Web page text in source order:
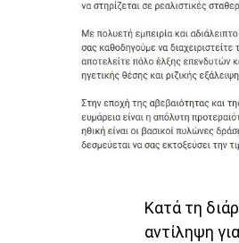
Κατά τη
αντίληψη